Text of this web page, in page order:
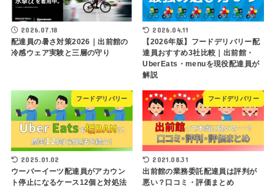
2026.07.18
配達員の暑さ対策2026｜出前館の
冷感ウェア実験と三層の守り
2026.04.11
【2026年版】フードデリバリー配
達員おすすめ3社比較｜出前館・
UberEats・menuを現役配達員が
解説
フードデリバリー
2025.01.02
ウーバーイーツ配達員がアカウン
ト停止になるケース12個と対処法
フードデリバリー
2021.08.31
出前館の業務委託配達員は評判が
悪い？口コミ・評価まとめ